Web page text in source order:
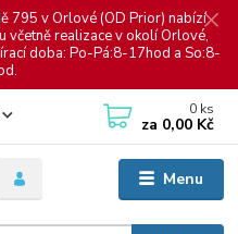
795 v Orlové (OD Prior) nabízí
včetně realizace v okolí Orlové,
doba: Po-Pá:8-17hod a So:8-
Menu
0 ks
za 0,00 Kč